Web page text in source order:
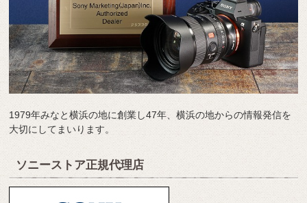
1979年みなと横浜の地に創業し47年、横浜の地からの情報発信を
大切にしてまいります。
ソニーストア正規代理店